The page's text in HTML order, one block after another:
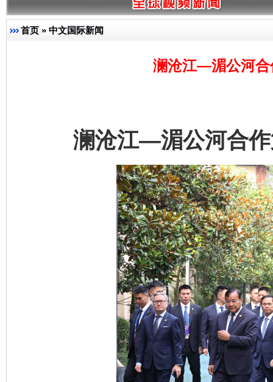
首页 » 中文国际新闻
澜沧江—湄公河合
澜沧江—湄公河合作